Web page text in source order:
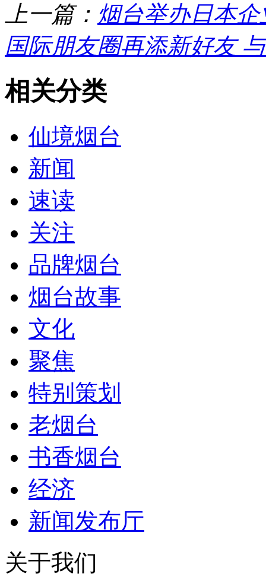
上一篇： 烟台举办日本
国际朋友圈再添新好友
相关分类
仙境烟台
新闻
速读
关注
品牌烟台
烟台故事
文化
聚焦
特别策划
老烟台
书香烟台
经济
新闻发布厅
关于我们